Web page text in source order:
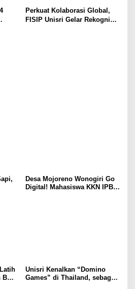
Perkuat Kolaborasi Global,
FISIP Unisri Gelar Rekognisi
Desa Mojoreno Wonogiri Go
Digital! Mahasiswa KKN IPB
Unisri Kenalkan “Domino
Games” di Thailand, sebagai